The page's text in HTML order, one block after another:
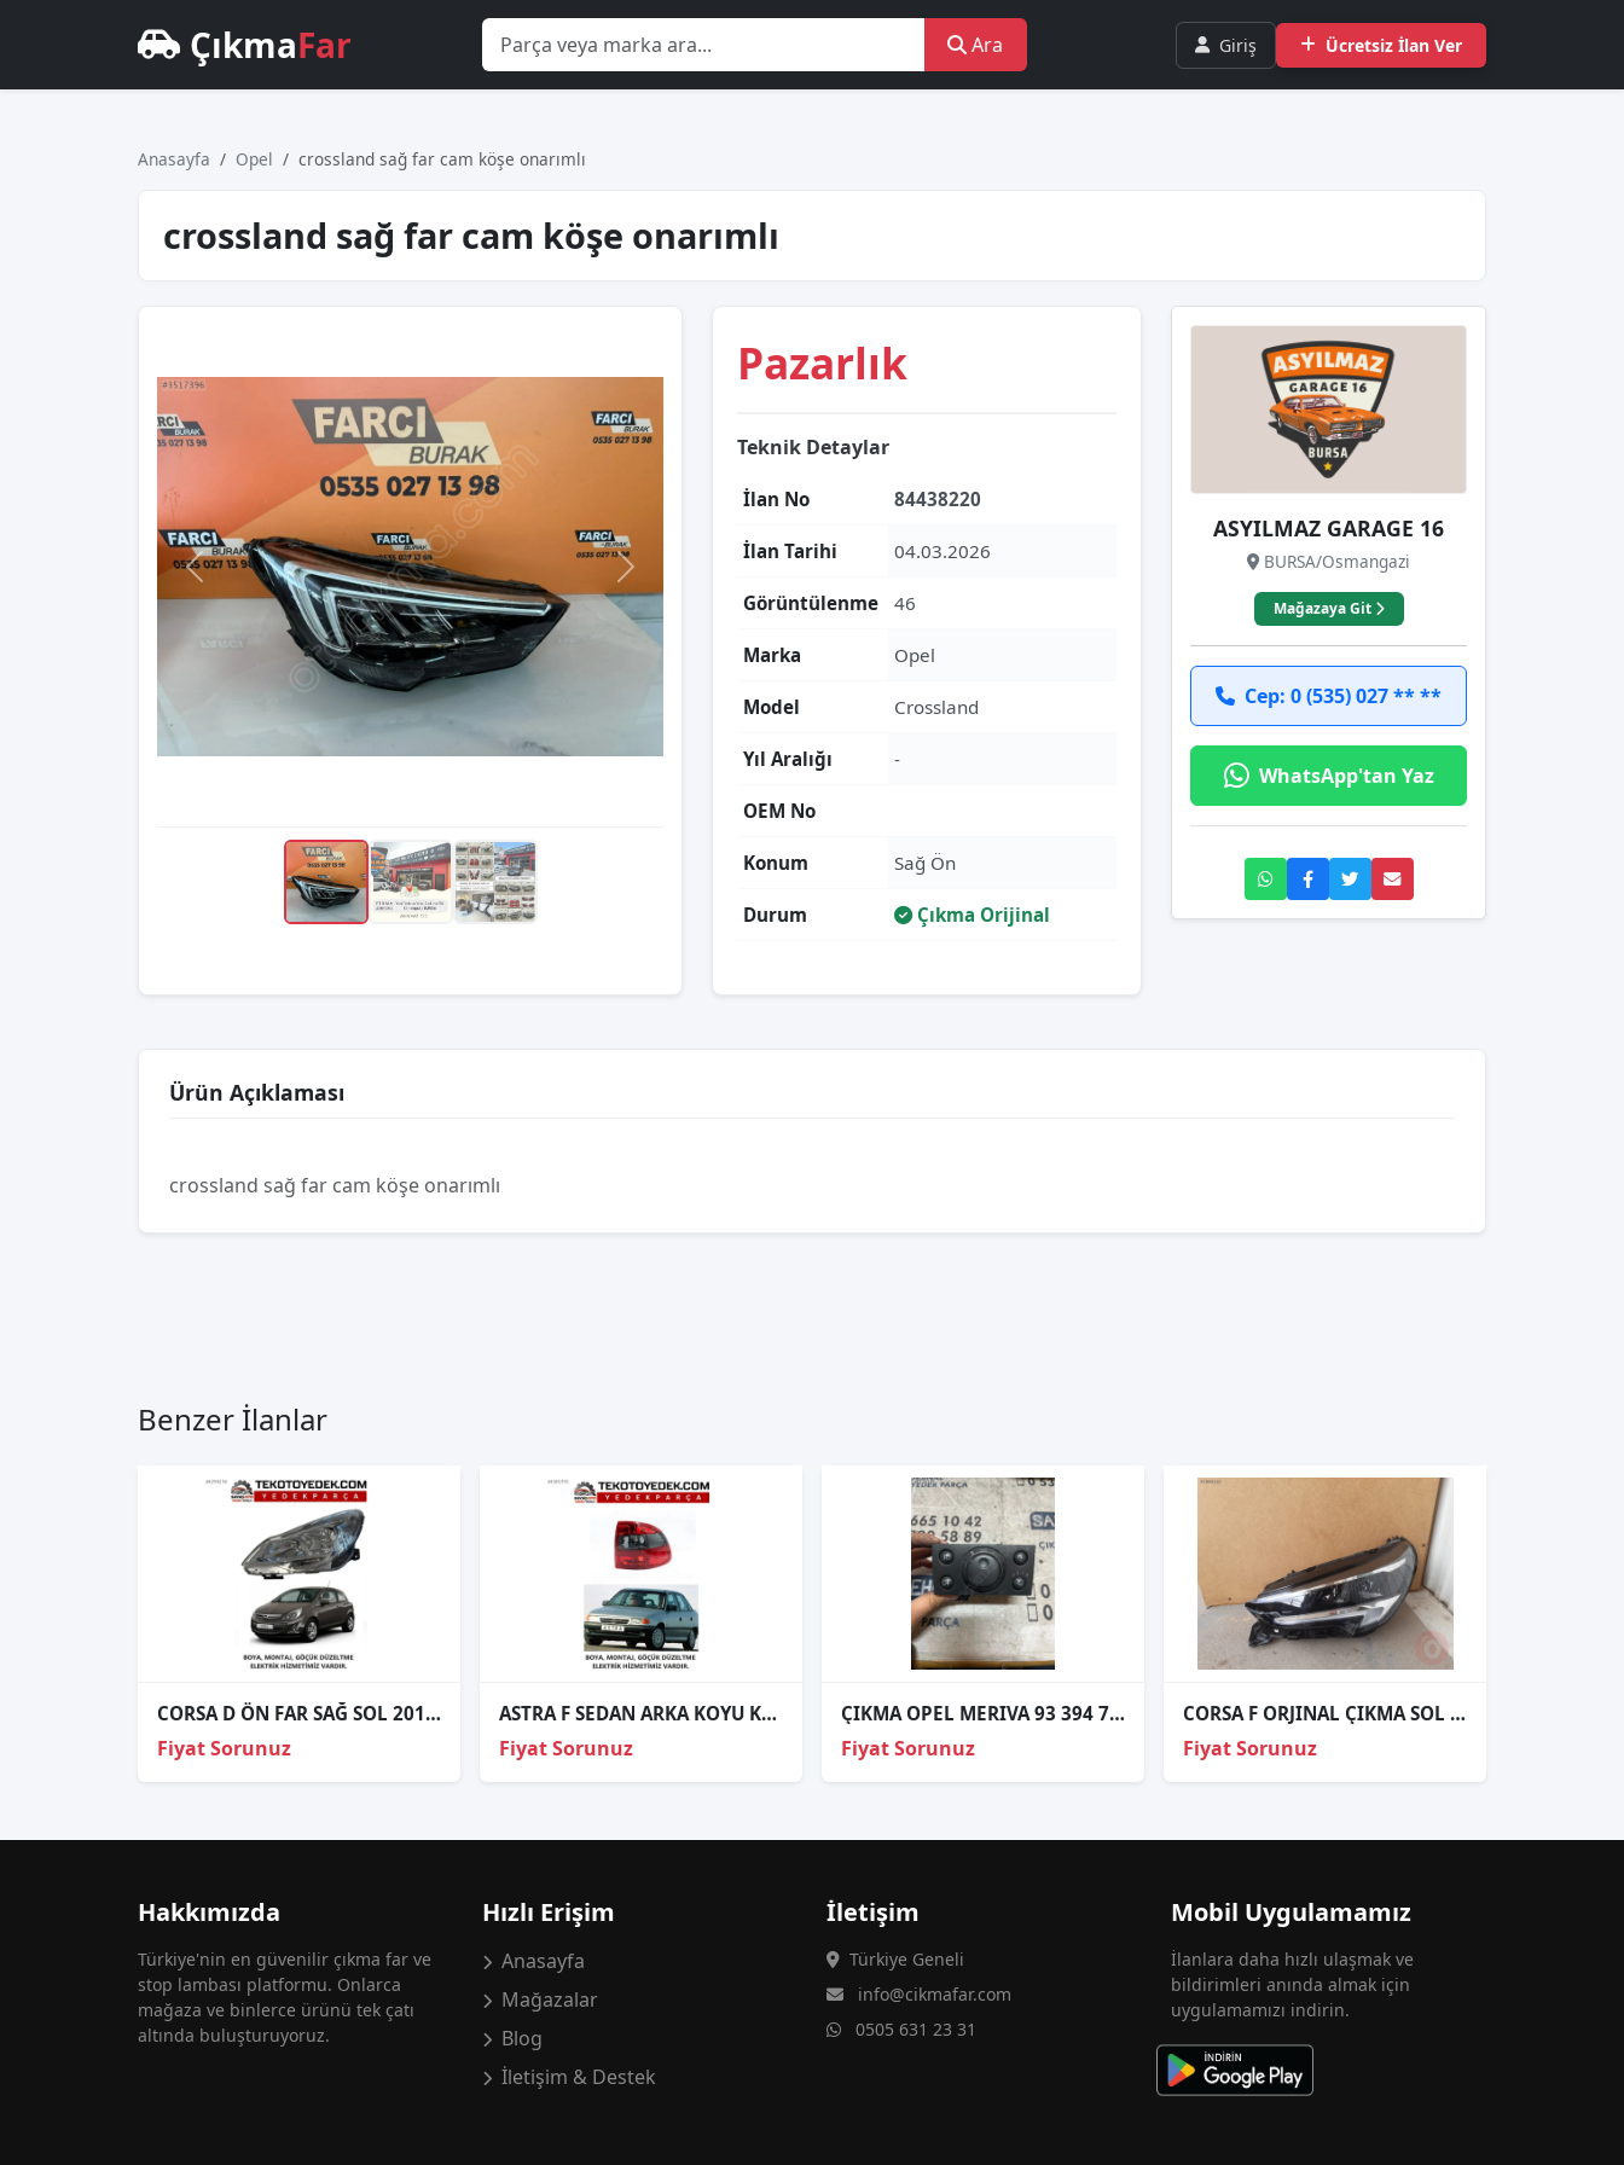
ÇıkmaFar Ara Giriş Ücretsiz İlan Ver
Anasayfa Opel crossland sağ far cam köşe onarımlı
crossland sağ far cam köşe onarımlı
Pazarlık
Teknik Detaylar
İlan No 84438220
İlan Tarihi 04.03.2026
Görüntülenme 46
Marka Opel
Model Crossland
Yıl Aralığı -
OEM No
Konum Sağ Ön
Durum Çıkma Orijinal
ASYILMAZ GARAGE 16
BURSA/Osmangazi
Mağazaya Git
Cep: 0 (535) 027 ** **
WhatsApp'tan Yaz
Ürün Açıklaması
crossland sağ far cam köşe onarımlı
Benzer İlanlar
CORSA D ÖN FAR SAĞ SOL 2011 VE ÜZERİ / KAMPANYA
Fiyat Sorunuz
ASTRA F SEDAN ARKA KOYU KRISTAL STOP SAĞ SOL 1996 1997 1998 1999
Fiyat Sorunuz
ÇIKMA OPEL MERIVA 93 394 755 93394755 FAR ANAHTARI
Fiyat Sorunuz
CORSA F ORJINAL ÇIKMA SOL FAR
Fiyat Sorunuz
Hakkımızda
Türkiye'nin en güvenilir çıkma far ve
stop lambası platformu. Onlarca
mağaza ve binlerce ürünü tek çatı
altında buluşturuyoruz.
Hızlı Erişim
Anasayfa
Mağazalar
Blog
İletişim & Destek
İletişim
Türkiye Geneli
info@cikmafar.com
0505 631 23 31
Mobil Uygulamamız
İlanlara daha hızlı ulaşmak ve
bildirimleri anında almak için
uygulamamızı indirin.